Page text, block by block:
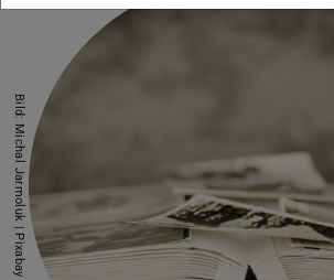
Bild: Michal Jarmoluk | Pixabay